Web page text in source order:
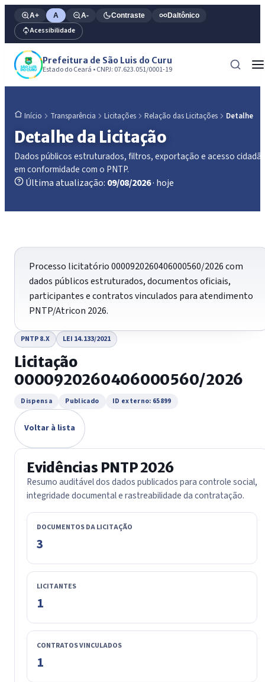
A+ A A- Contraste Daltônico
Acessibilidade
Prefeitura de São Luis do Curu
Estado do Ceará • CNPJ: 07.623.051/0001-19
Início Transparência Licitações Relação das Licitações Detalhe
Detalhe da Licitação
Dados públicos estruturados, filtros, exportação e acesso
em conformidade com o PNTP.
Última atualização: 09/08/2026· hoje
Processo licitatório 0000920260406000560/2026 com
dados públicos estruturados, documentos oficiais,
participantes e contratos vinculados para atendimento
PNTP/Atricon 2026.
PNTP 8.X LEI 14.133/2021
Licitação
0000920260406000560/2026
Dispensa Publicado ID externo: 65899
Voltar à lista
Evidências PNTP 2026
Resumo auditável dos dados publicados para controle social,
integridade documental e rastreabilidade da contratação.
DOCUMENTOS DA LICITAÇÃO
3
LICITANTES
1
CONTRATOS VINCULADOS
1